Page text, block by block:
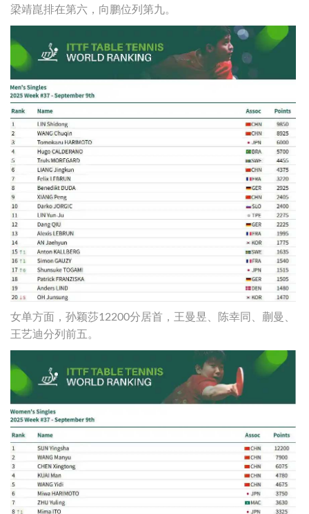
梁靖崑排在第六，向鹏位列第九。
女单方面，孙颖莎12200分居首，王曼昱、陈幸同、蒯曼、
王艺迪分列前五。